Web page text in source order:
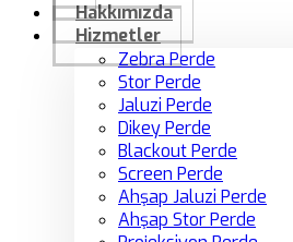
Hakkımızda
Hizmetler
Zebra Perde
Stor Perde
Jaluzi Perde
Dikey Perde
Blackout Perde
Screen Perde
Ahşap Jaluzi Perde
Ahşap Stor Perde